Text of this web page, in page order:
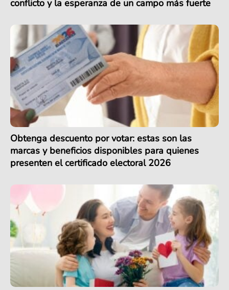
conflicto y la esperanza de un campo más fuerte
Obtenga descuento por votar: estas son las
marcas y beneficios disponibles para quienes
presenten el certificado electoral 2026